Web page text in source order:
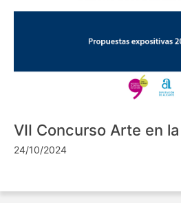
VII Concurso Arte en
24/10/2024